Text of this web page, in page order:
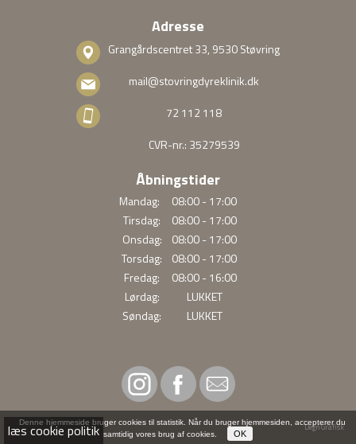
Adresse
Grangårdscentret 33, 9530 Støvring
mail@stovringdyreklinik.dk
72 112 118
CVR-nr.: 35279539
Åbningstider
Mandag:
08:00 - 17:00
Tirsdag:
08:00 - 17:00
Onsdag:
08:00 - 17:00
Torsdag:
08:00 - 17:00
Fredag:
08:00 - 16:00
Lørdag:
LUKKET
Søndag:
LUKKET
Degn Grafisk
læs cookie politik
Denne hjemmeside bruger cookies til statistik. Når du bruger hjemmesiden, accepterer du
samtidig vores brug af cookies.